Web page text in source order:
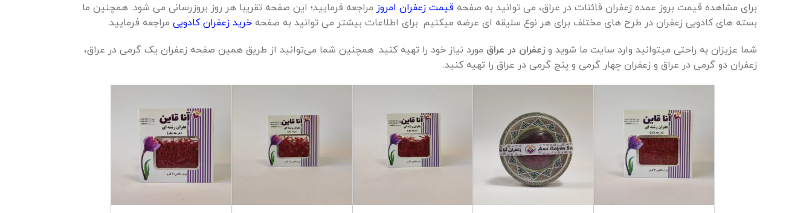
برای مشاهده قیمت بروز عمده زعفران قائنات در عراق، می توانید به صفحه قیمت زعفران امروز مراجعه فرمایید؛ این صفحه تقریبا هر روز بروزرسانی می شود. همچنین ما
بسته های کادویی زعفران در طرح های مختلف برای هر نوع سلیقه ای عرضه میکنیم. برای اطلاعات بیشتر می توانید به صفحه خرید زعفران کادویی مراجعه فرمایید.
شما عزیزان به راحتی میتوانید وارد سایت ما شوید و زعفران در عراق مورد نیاز خود را تهیه کنید. همچنین شما می‌توانید از طریق همین صفحه زعفران یک گرمی در عراق،
زعفران دو گرمی در عراق و زعفران چهار گرمی و پنج گرمی در عراق را تهیه کنید.